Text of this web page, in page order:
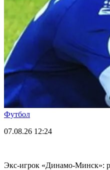
Футбол
07.08.26 12:24
Экс-игрок «Динамо-Минск»: